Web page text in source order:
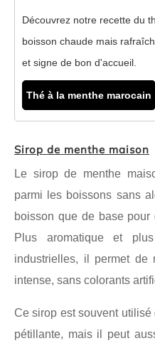
Découvrez notre recette du
boisson chaude mais
et signe de bon d'accueil.
Thé à la menthe marocain
Sirop de menthe maison
Le sirop de menthe
parmi les boissons sans
boisson que de base pour
Plus aromatique et
industrielles, il permet de
intense, sans colorants
Ce sirop est souvent utilisé
pétillante, mais il peut